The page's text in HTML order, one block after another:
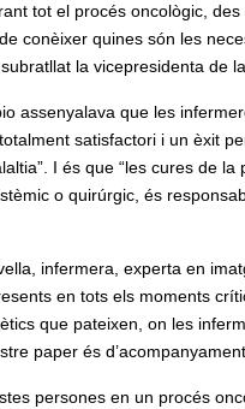
tot el procés oncològic,
conèixer quines són les
la vicepresidenta de
assenyalava que les
satisfactori i un èxit
I és que “les cures de
o quirúrgic, és
infermera, experta en
en tots els moments
que pateixen, on les
paper és
persones en un procés